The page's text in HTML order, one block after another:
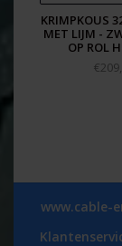
WKK
EAN:
KRIMPKOUS
MET LIJM -
OP ROL
www.cable-